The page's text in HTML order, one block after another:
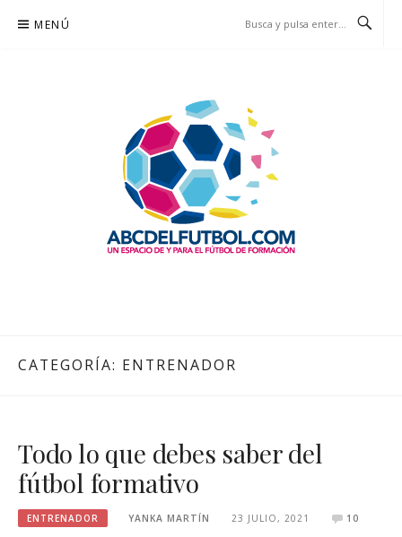
MENÚ
CATEGORÍA: ENTRENADOR
Todo lo que debes saber del
fútbol formativo
ENTRENADOR YANKA MARTÍN 23 JULIO, 2021 10